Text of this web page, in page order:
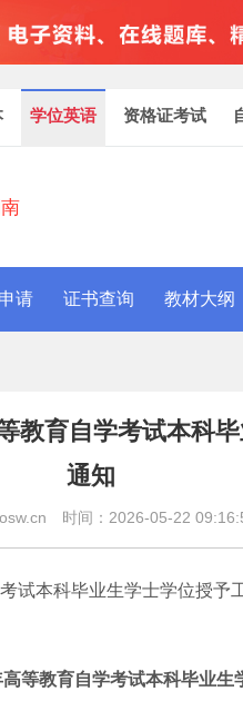
学位英语 资格证考试
请 证书查询 教材大纲
教育自学考试本科
通知
时间：2026-05-22
试本科毕业生学士学位授予
等教育自学考试本科毕业生